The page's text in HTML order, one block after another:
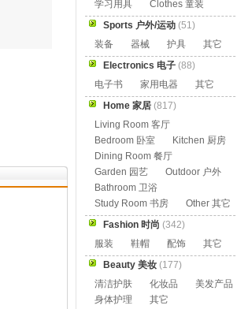
学习用具
Clothes 童装
Sports 户外/运动 (51)
装备
器械 护具
其它
Electronics 电子 (88)
电子书
家用电器
其它
Home 家居 (817)
Living Room 客厅
Bedroom 卧室
Kitchen 厨房
Dining Room 餐厅
Garden 园艺
Outdoor 户外
Bathroom 卫浴
Study Room 书房
Other 其它
Fashion 时尚 (342)
服装
鞋帽 配饰
其它
Beauty 美妆 (177)
清洁护肤
化妆品
美发产品
身体护理
其它